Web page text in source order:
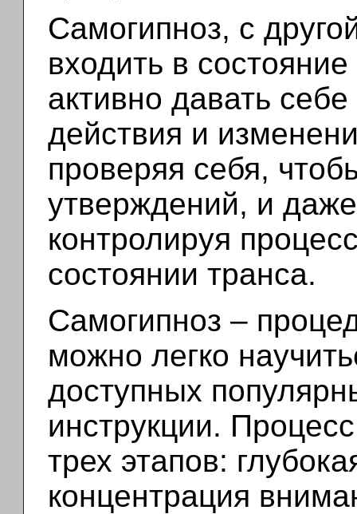
Самогипноз, с
входить в
активно давать
действия и
проверяя себя,
утверждений, и
контролируя
состоянии транса.
Самогипноз –
можно легко
доступных
инструкции.
трех этапов:
концентрация